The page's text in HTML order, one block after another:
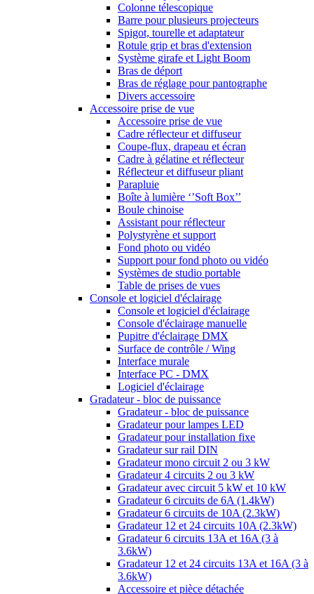
Colonne télescopique
Barre pour plusieurs projecteurs
Spigot, tourelle et adaptateur
Rotule grip et bras d'extension
Système girafe et Light Boom
Bras de déport
Bras de réglage pour pantographe
Divers accessoire
Accessoire prise de vue
Accessoire prise de vue
Cadre réflecteur et diffuseur
Coupe-flux, drapeau et écran
Cadre à gélatine et réflecteur
Réflecteur et diffuseur pliant
Parapluie
Boîte à lumière ‘’Soft Box’’
Boule chinoise
Assistant pour réflecteur
Polystyrène et support
Fond photo ou vidéo
Support pour fond photo ou vidéo
Systèmes de studio portable
Table de prises de vues
Console et logiciel d'éclairage
Console et logiciel d'éclairage
Console d'éclairage manuelle
Pupitre d'éclairage DMX
Surface de contrôle / Wing
Interface murale
Interface PC - DMX
Logiciel d'éclairage
Gradateur - bloc de puissance
Gradateur - bloc de puissance
Gradateur pour lampes LED
Gradateur pour installation fixe
Gradateur sur rail DIN
Gradateur mono circuit 2 ou 3 kW
Gradateur 4 circuits 2 ou 3 kW
Gradateur avec circuit 5 kW et 10 kW
Gradateur 6 circuits de 6A (1.4kW)
Gradateur 6 circuits de 10A (2.3kW)
Gradateur 12 et 24 circuits 10A (2.3kW)
Gradateur 6 circuits 13A et 16A (3 à
3.6kW)
Gradateur 12 et 24 circuits 13A et 16A (3 à
3.6kW)
Accessoire et pièce détachée